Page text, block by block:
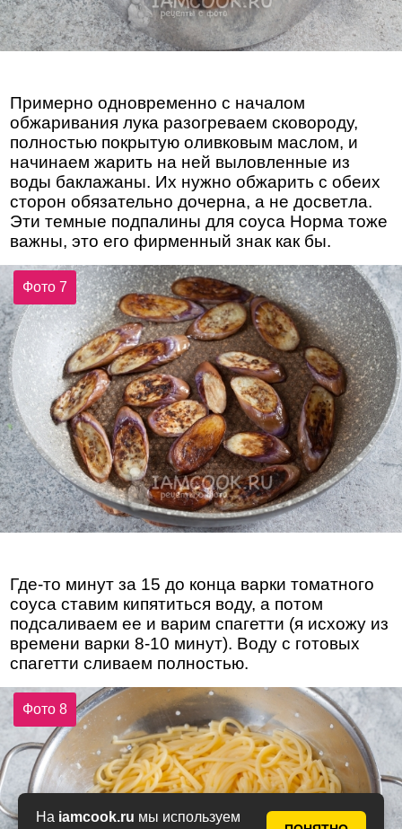
На iamcook.ru мы используем
Примерно одновременно с началом
обжаривания лука разогреваем сковороду,
полностью покрытую оливковым маслом, и
начинаем жарить на ней выловленные из
воды баклажаны. Их нужно обжарить с обеих
сторон обязательно дочерна, а не досветла.
Эти темные подпалины для соуса Норма тоже
важны, это его фирменный знак как бы.
Фото 7
Где-то минут за 15 до конца варки томатного
соуса ставим кипятиться воду, а потом
подсаливаем ее и варим спагетти (я исхожу из
времени варки 8-10 минут). Воду с готовых
спагетти сливаем полностью.
Фото 8